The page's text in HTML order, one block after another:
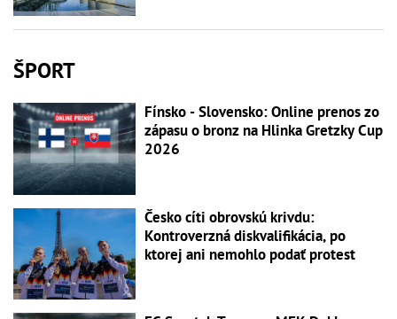
ŠPORT
Fínsko - Slovensko: Online prenos zo
zápasu o bronz na Hlinka Gretzky Cup
2026
Česko cíti obrovskú krivdu:
Kontroverzná diskvalifikácia, po
ktorej ani nemohlo podať protest